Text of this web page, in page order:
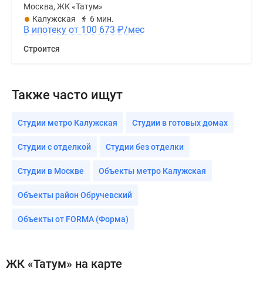
Москва, ЖК «Татум»
Калужская
6 мин.
В ипотеку от 100 673 ₽/мес
Строится
Также часто ищут
Студии метро Калужская Студии в готовых домах
Студии с отделкой Студии без отделки
Студии в Москве Объекты метро Калужская
Объекты район Обручевский
Объекты от FORMA (Форма)
ЖК «Татум» на карте